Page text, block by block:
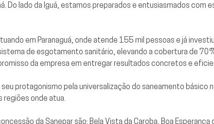
Do lado da Iguá, estamos preparados e entusiasmados com
em Paranaguá, onde atende 155 mil pessoas e já
de esgotamento sanitário, elevando a cobertura de
da empresa em entregar resultados concretos e
protagonismo pela universalização do saneamento básico
onde atua.
da Sanepar são: Bela Vista da Caroba, Boa